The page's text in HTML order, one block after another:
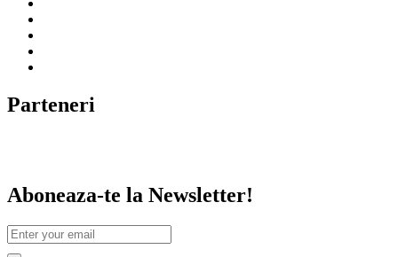
Parteneri
Aboneaza-te la Newsletter!